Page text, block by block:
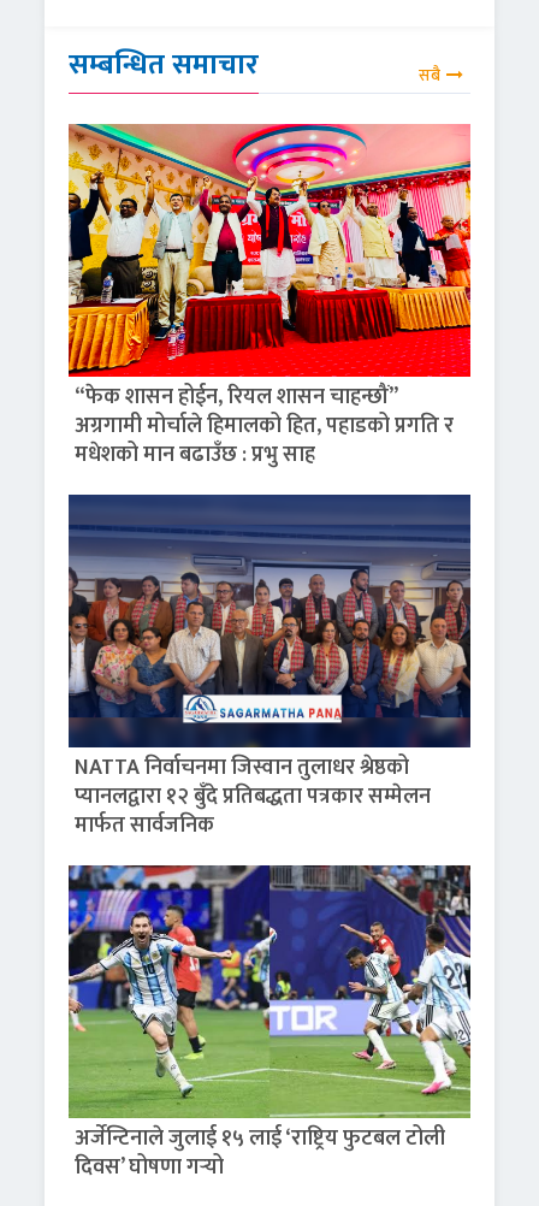
सम्बन्धित समाचार सबै
“फेक शासन होईन, रियल शासन चाहन्छौं”
अग्रगामी मोर्चाले हिमालको हित, पहाडको प्रगति र
मधेशको मान बढाउँछ : प्रभु साह
NATTA निर्वाचनमा जिस्वान तुलाधर श्रेष्ठको
प्यानलद्वारा १२ बुँदे प्रतिबद्धता पत्रकार सम्मेलन
मार्फत सार्वजनिक
अर्जेन्टिनाले जुलाई १५ लाई ‘राष्ट्रिय फुटबल टोली
दिवस’ घोषणा गर्‍यो